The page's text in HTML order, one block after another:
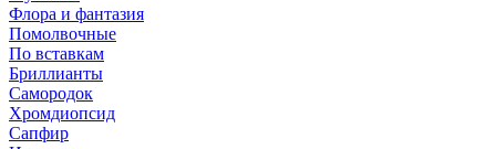
Флора и фантазия
Помолвочные
По вставкам
Бриллианты
Самородок
Хромдиопсид
Сапфир